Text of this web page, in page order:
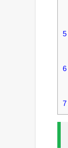
5
6
7